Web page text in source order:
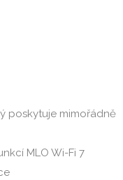
poskytuje mimořádně
MLO Wi-Fi 7